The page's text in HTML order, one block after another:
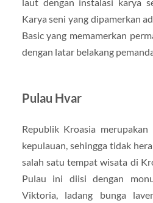
Karya seni yang dipamerkan
Basic yang memamerkan
dengan latar belakang
Pulau Hvar
Republik Kroasia
kepulauan, sehingga tidak
salah satu tempat wisata di
Pulau ini diisi dengan
Viktoria, ladang bunga